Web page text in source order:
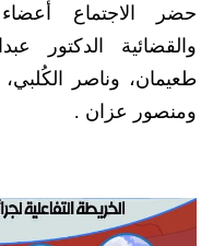
حضر الاجتماع أعضاء
والقضائية الدكتور
طعيمان، وناصر
ومنصور عزان .